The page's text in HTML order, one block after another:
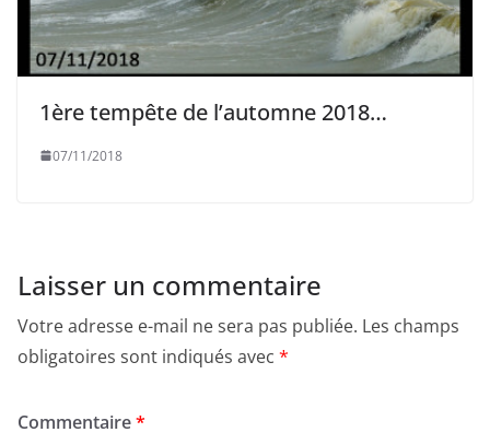
1ère tempête de l’automne 2018…
07/11/2018
Laisser un commentaire
Votre adresse e-mail ne sera pas publiée. Les champs
obligatoires sont indiqués avec *
Commentaire*